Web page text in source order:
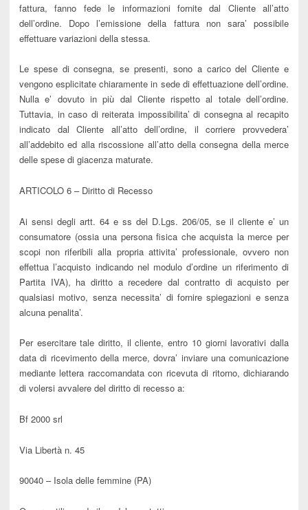
fattura, fanno fede le informazioni fornite dal Cliente all’atto
dell’ordine. Dopo l’emissione della fattura non sara’ possibile
effettuare variazioni della stessa.
Le spese di consegna, se presenti, sono a carico del Cliente e
vengono esplicitate chiaramente in sede di effettuazione dell’ordine.
Nulla e’ dovuto in più dal Cliente rispetto al totale dell’ordine.
Tuttavia, in caso di reiterata impossibilita’ di consegna al recapito
indicato dal Cliente all’atto dell’ordine, il corriere provvedera’
all’addebito ed alla riscossione all’atto della consegna della merce
delle spese di giacenza maturate.
ARTICOLO 6 – Diritto di Recesso
Ai sensi degli artt. 64 e ss del D.Lgs. 206/05, se il cliente e’ un
consumatore (ossia una persona fisica che acquista la merce per
scopi non riferibili alla propria attivita’ professionale, ovvero non
effettua l’acquisto indicando nel modulo d’ordine un riferimento di
Partita IVA), ha diritto a recedere dal contratto di acquisto per
qualsiasi motivo, senza necessita’ di fornire spiegazioni e senza
alcuna penalita’.
Per esercitare tale diritto, il cliente, entro 10 giorni lavorativi dalla
data di ricevimento della merce, dovra’ inviare una comunicazione
mediante lettera raccomandata con ricevuta di ritorno, dichiarando
di volersi avvalere del diritto di recesso a:
Bf 2000 srl
Via Libertà n. 45
90040 – Isola delle femmine (PA)